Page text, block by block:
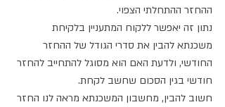
ההחזר ההתחלתי הצפוי.
נתון זה יאפשר ללקוח המתעניין בלקיחת
משכנתא להבין את סדרי הגודל של ההחזר
החודשי, ולדעת האם הוא מסוגל להתחייב להחזר
חודשי בגין הסכום שחשב לקחת.
חשוב להבין, מחשבון המשכנתא מראה לנו החזר